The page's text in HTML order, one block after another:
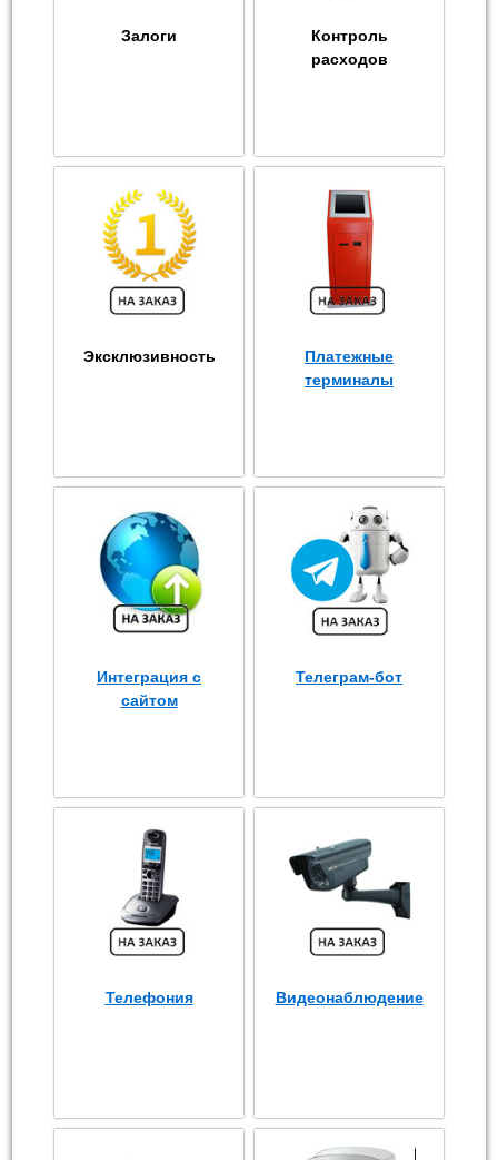
Залоги
Контроль
расходов
Эксклюзивность
Платежные
терминалы
Интеграция с
сайтом
Телеграм-бот
Телефония Видеонаблюдение